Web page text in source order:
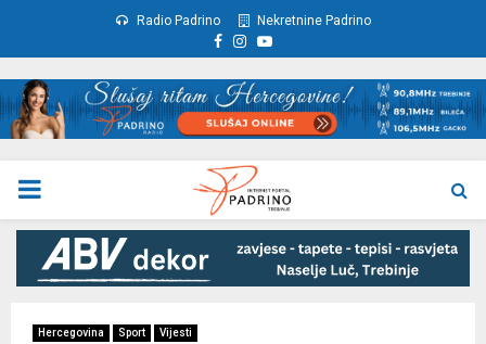
Radio Padrino Nekretnine Padrino
Facebook
Instagram
Youtube
PRIMARY
MENU
Hercegovina Sport Vijesti